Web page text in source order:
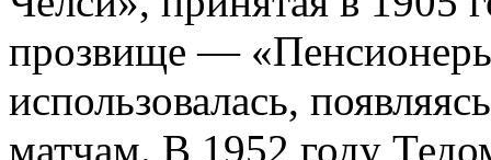
прозвище —
использовалась,
матчам. В 1952 году